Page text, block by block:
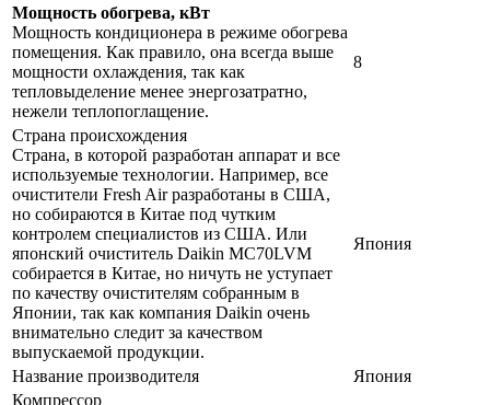
Мощность обогрева, кВт
Мощность кондиционера в режиме обогрева
помещения. Как правило, она всегда выше
мощности охлаждения, так как
тепловыделение менее энергозатратно,
нежели теплопоглащение.
8
Страна происхождения
Страна, в которой разработан аппарат и все
используемые технологии. Например, все
очистители Fresh Air разработаны в США,
но собираются в Китае под чутким
контролем специалистов из США. Или
японский очиститель Daikin MC70LVM
собирается в Китае, но ничуть не уступает
по качеству очистителям собранным в
Японии, так как компания Daikin очень
внимательно следит за качеством
выпускаемой продукции.
Япония
Название производителя
Япония
Компрессор